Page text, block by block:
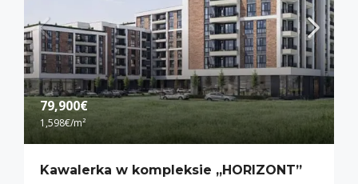
79,900€
1,598€/m²
Kawalerka w kompleksie „HORIZONT”